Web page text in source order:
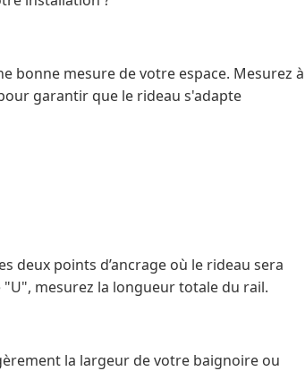
bonne mesure de votre espace. Mesurez à
garantir que le rideau s'adapte
deux points d’ancrage où le rideau sera
mesurez la longueur totale du rail.
la largeur de votre baignoire ou